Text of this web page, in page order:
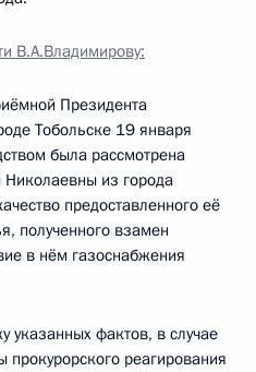
В.А.Владимирову:
Президента
Тобольске 19 января
была рассмотрена
из города
предоставленного её
полученного взамен
в нём газоснабжения
указанных фактов, в случае
реагирования